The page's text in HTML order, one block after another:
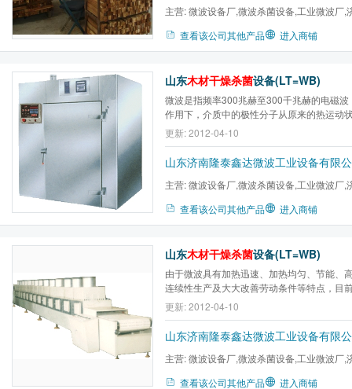
主营:微波设备厂,微波杀菌设备,工业微波厂,
查看该公司其他产品 进入商铺
山东木材干燥杀菌设备(LT=WB)
微波是指频率300兆赫至300千兆赫的电磁
作用下，介质中的极性分子从原来的热运动
磁场的交变而排列取向。例如，采用的微波
会出现每秒24亿5千万次交变，产生激烈的
微观过程中，微波能量转化为介质内的热能
为...
更新: 2012-04-10
山东济南隆泰鑫达微波工业设备有限
主营:微波设备厂,微波杀菌设备,工业微波厂,
查看该公司其他产品 进入商铺
山东木材干燥杀菌设备(LT=WB)
由于微波具有加热迅速、加热均匀、节能、
连续性生产及大大改善劳动条件等特点，目
加工中的干燥、弯曲加工、树脂胶合等方面
性差，而且表面水分不能过快排除，否则会
力，传统用干燥窑处理，由于属热传导加热
更新: 2012-04-10
山东济南隆泰鑫达微波工业设备有限
主营:微波设备厂,微波杀菌设备,工业微波厂,
查看该公司其他产品 进入商铺